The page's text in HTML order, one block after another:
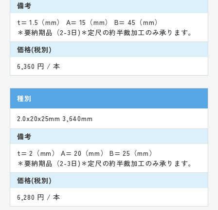
備考
t= 1.5（mm） A= 15（mm） B= 45（mm）
＊要納期品（2-3日)＊定尺の約半裁加工のみ承ります。
価格(税別)
6,360 円 / 本
種別
2.0x20x25mm 3,640mm
備考
t= 2（mm） A= 20（mm） B= 25（mm）
＊要納期品（2-3日)＊定尺の約半裁加工のみ承ります。
価格(税別)
6,280 円 / 本